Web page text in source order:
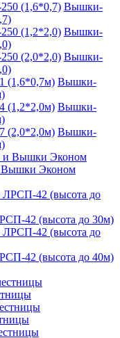
Вышки-
Вышки-
Вышки-
Вышки-
Вышки-
Вышки-
Вышки Эконом
42 (высота до 30м)
42 (высота до 40м)